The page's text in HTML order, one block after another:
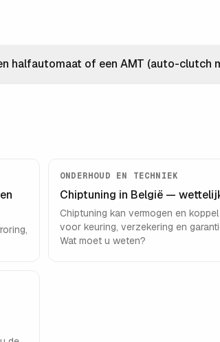
halfautomaat of een AMT (auto-clutch
ONDERHOUD EN TECHNIEK
Chiptuning in België —
Chiptuning kan vermogen en
voor keuring, verzekering en
Wat moet u weten?